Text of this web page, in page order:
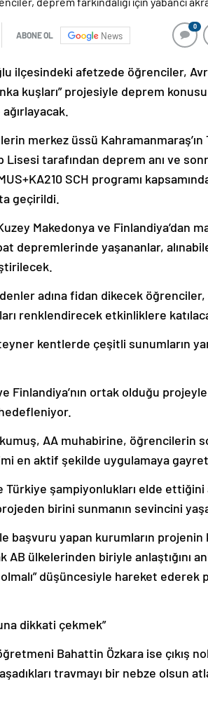
ABONE OL News
0
ilçesindeki afetzede öğrenciler,
kuşları” projesiyle deprem
merkez üssü
tarafından deprem anı ve
SCH programı
geçirildi.
Makedonya ve Finlandiya’dan
depremlerinde yaşananlar,
adına fidan dikecek
renklendirecek etkinliklere
kentlerde çeşitli sunumların
Finlandiya’nın ortak olduğu
AA muhabirine, öğrencilerin
en aktif şekilde uygulamaya
Türkiye şampiyonlukları elde
birini sunmanın sevincini
başvuru yapan kurumların
ülkelerinden biriyle anlaştığını
düşüncesiyle hareket ederek
dikkati çekmek”
Bahattin Özkara ise çıkış
travmayı bir nebze olsun